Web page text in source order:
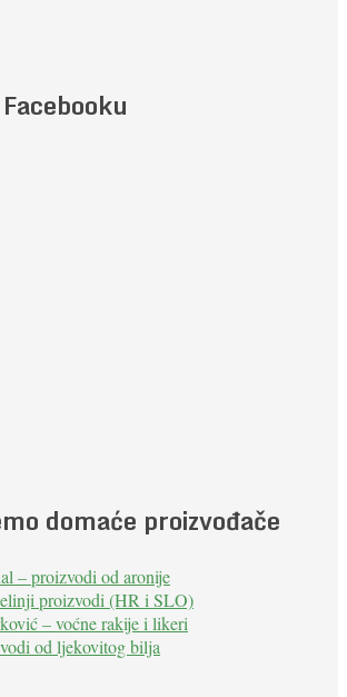
domaće proizvođače
– proizvodi od aronije
proizvodi (HR i SLO)
– voćne rakije i likeri
od ljekovitog bilja